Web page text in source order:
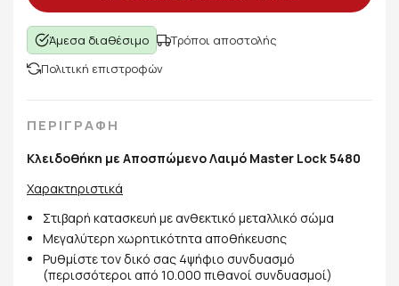
Άμεσα διαθέσιμο
Τρόποι αποστολής
Πολιτική επιστροφών
ΠΕΡΙΓΡΑΦΗ
Κλειδοθήκη με Αποσπώμενο Λαιμό Master Lock 5480
Χαρακτηριστικά
Στιβαρή κατασκευή με ανθεκτικό μεταλλικό σώμα
Μεγαλύτερη χωρητικότητα αποθήκευσης
Ρυθμίστε τον δικό σας 4ψήφιο συνδυασμό
(περισσότεροι από 10.000 πιθανοί συνδυασμοί)